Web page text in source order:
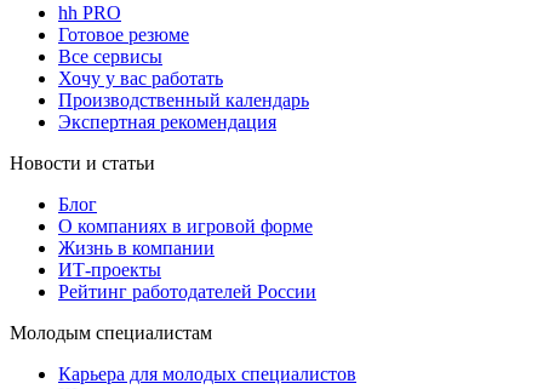
hh PRO
Готовое резюме
Все сервисы
Хочу у вас работать
Производственный календарь
Экспертная рекомендация
Новости и статьи
Блог
О компаниях в игровой форме
Жизнь в компании
ИТ-проекты
Рейтинг работодателей России
Молодым специалистам
Карьера для молодых специалистов